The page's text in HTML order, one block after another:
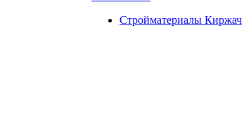
Стройматериалы Киржач